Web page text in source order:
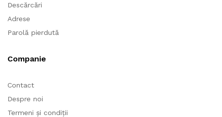
Descărcări
Adrese
Parolă pierdută
Companie
Contact
Despre noi
Termeni și condiții